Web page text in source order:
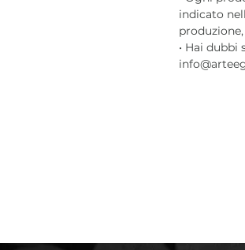
indicato
• Hai dubbi